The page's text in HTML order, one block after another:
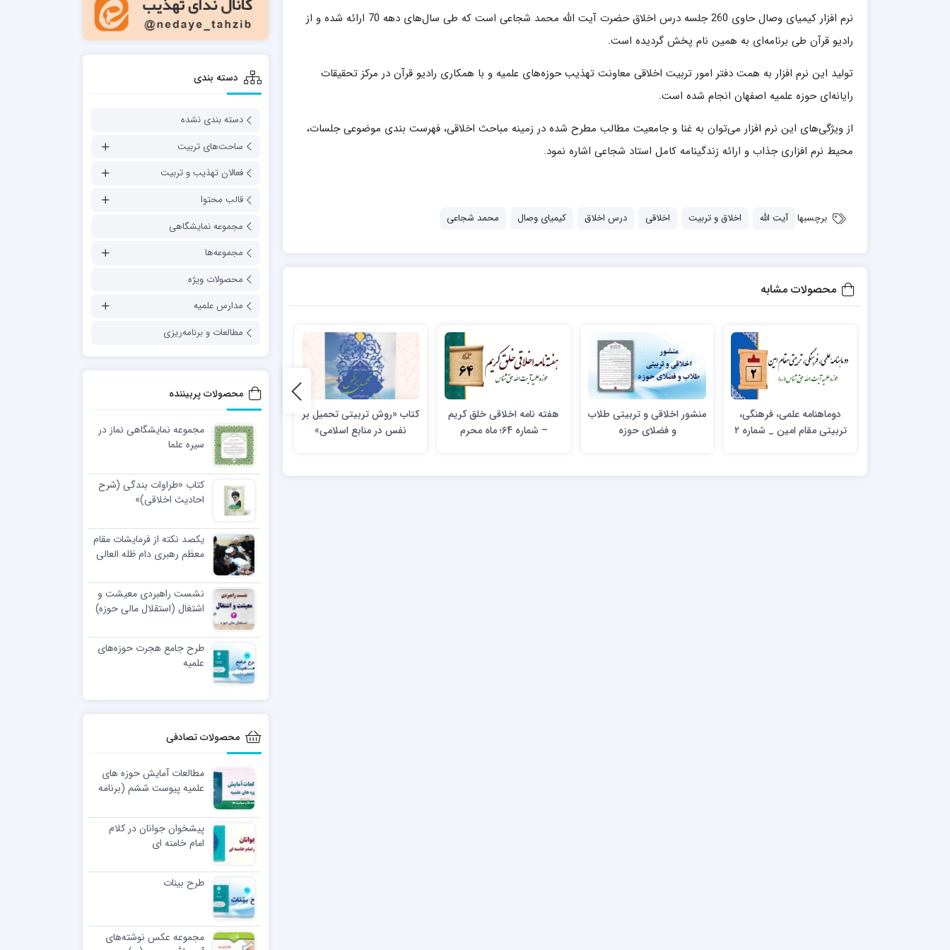
مدرسه علمیه شهید صدوقی ره واحد5
مدرسه علمیه علوی
مدرسه مدینة العلم
مدرسه علمیه نمونه پیامبر اعظم(ص)
مرکز هدایت علمی و تربیتی دارالعلم امام
مرکز هدایت علمی و تربیتی الهادی علیه السلام
نرم افزار کیمیای وصال حاوی 260 جلسه درس اخلاق حضرت آیت الله محمد شجاعی است که طی سال‌های دهه 70 ارائه شده و از
رادیو قرآن طی برنامه‌ای به همین نام پخش گردیده است.
تولید این نرم افزار به همت دفتر امور تربیت اخلاقی معاونت تهذیب حوزه‌های علمیه و با همکاری رادیو قرآن در مرکز تحقیقات
رایانه‌ای حوزه علمیه اصفهان انجام شده است.
از ویژگی‌های این نرم افزار می‌توان به غنا و جامعیت مطالب مطرح شده در زمینه مباحث اخلاقی، فهرست بندی موضوعی جلسات،
محیط نرم افزاری جذاب و ارائه زندگینامه کامل استاد شجاعی اشاره نمود.
برچسبها آیت الله اخلاق و تربیت اخلاقی درس اخلاق کیمیای وصال محمد شجاعی
محصولات مشابه
دوماهنامه علمی، فرهنگی،
تربیتی مقام امین _ شماره ۲
منشور اخلاقی و تربیتی طلاب
و فضلای حوزه
هفته نامه اخلاقی خلق کریم
– شماره 64؛ ماه محرم
کتاب «روش تربیتی تحمیل بر
نفس در منابع اسلامی»
قلّه های تهذیب؛ آیت الله
بهجت(ره)
دسته بندی
دسته بندی نشده
ساحت‌های تربیت
فعالان تهذیب و تربیت
قالب محتوا
مجموعه نمایشگاهی
مجموعه‌ها
محصولات ویژه
مدارس علمیه
مطالعات و برنامه‌ریزی
محصولات پربیننده
مجموعه نمایشگاهی نماز در
سیره علما
کتاب «طراوات بندگی (شرح
احادیث اخلاقی)»
یکصد نکته از فرمایشات مقام
معظم رهبری دام ظله العالی
نشست راهبردی معیشت و
اشتغال (استقلال مالی حوزه)
طرح جامع هجرت حوزه‌های
علمیه
محصولات تصادفی
مطالعات آمایش حوزه های
علمیه پیوست ششم (برنامه
پیشخوان جوانان در کلام
امام خامنه ای
طرح بینات
مجموعه عکس نوشته‌های